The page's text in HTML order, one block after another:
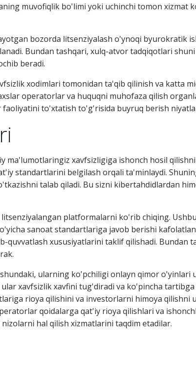
muvofiqlik bo'limi yoki uchinchi tomon xizmat
bozorda litsenziyalash o'ynoqi byurokratik
Bundan tashqari, xulq-atvor tadqiqotlari
beradi.
xodimlari tomonidan ta'qib qilinish va katta
operatorlar va huquqni muhofaza qilish
to'xtatish to'g'risida buyruq berish
xavfsizligiga ishonch hosil
standartlarini belgilash orqali ta'minlaydi.
talab qiladi. Bu sizni kibertahdidlardan
platformalarni ko'rib chiqing.
sanoat standartlariga javob berishi
xususiyatlarini taklif qilishadi. Bundan
ularning ko'pchiligi onlayn qimor o'yinlari
xavfsizlik xavfini tug'diradi va ko'pincha
rioya qilishini va investorlarni himoya qilishni
qoidalarga qat'iy rioya qilishlari va
hal qilish xizmatlarini taqdim etadilar.